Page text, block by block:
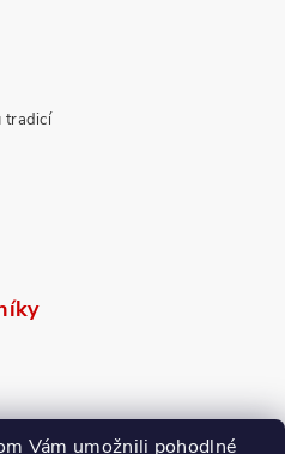
tradicí
Vám umožnili pohodlné